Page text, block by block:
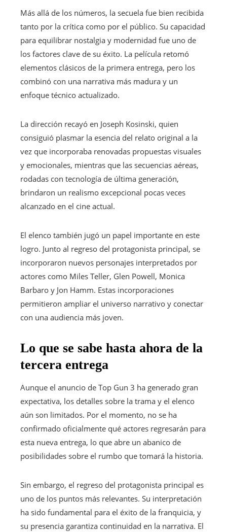
Más allá de los números, la secuela fue bien recibida
tanto por la crítica como por el público. Su capacidad
para equilibrar nostalgia y modernidad fue uno de
los factores clave de su éxito. La película retomó
elementos clásicos de la primera entrega, pero los
combinó con una narrativa más madura y un
enfoque técnico actualizado.
La dirección recayó en Joseph Kosinski, quien
consiguió plasmar la esencia del relato original a la
vez que incorporaba renovadas propuestas visuales
y emocionales, mientras que las secuencias aéreas,
rodadas con tecnología de última generación,
brindaron un realismo excepcional pocas veces
alcanzado en el cine actual.
El elenco también jugó un papel importante en este
logro. Junto al regreso del protagonista principal, se
incorporaron nuevos personajes interpretados por
actores como Miles Teller, Glen Powell, Monica
Barbaro y Jon Hamm. Estas incorporaciones
permitieron ampliar el universo narrativo y conectar
con una audiencia más joven.
Lo que se sabe hasta ahora de la
tercera entrega
Aunque el anuncio de Top Gun 3 ha generado gran
expectativa, los detalles sobre la trama y el elenco
aún son limitados. Por el momento, no se ha
confirmado oficialmente qué actores regresarán para
esta nueva entrega, lo que abre un abanico de
posibilidades sobre el rumbo que tomará la historia.
Sin embargo, el regreso del protagonista principal es
uno de los puntos más relevantes. Su interpretación
ha sido fundamental para el éxito de la franquicia, y
su presencia garantiza continuidad en la narrativa. El